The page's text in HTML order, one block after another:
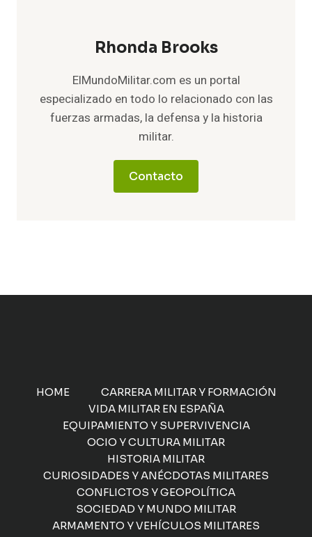
Rhonda Brooks
ElMundoMilitar.com es un portal
especializado en todo lo relacionado con las
fuerzas armadas, la defensa y la historia
militar.
Contacto
HOME
CARRERA MILITAR Y FORMACIÓN
VIDA MILITAR EN ESPAÑA
EQUIPAMIENTO Y SUPERVIVENCIA
OCIO Y CULTURA MILITAR
HISTORIA MILITAR
CURIOSIDADES Y ANÉCDOTAS MILITARES
CONFLICTOS Y GEOPOLÍTICA
SOCIEDAD Y MUNDO MILITAR
ARMAMENTO Y VEHÍCULOS MILITARES